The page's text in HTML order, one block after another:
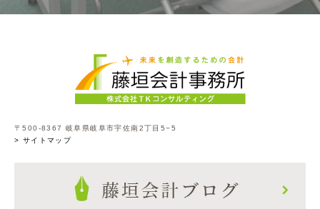
〒500-8367 岐阜県岐阜市宇佐南2丁目5−5
> サイトマップ